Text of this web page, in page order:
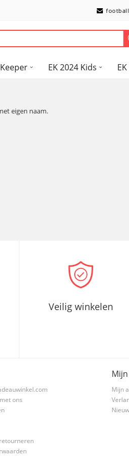
Keeper EK 2024 Kids
eigen naam.
Veilig winkelen
ons
Mijn